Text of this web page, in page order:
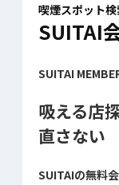
喫煙スポット
SUITAI
SUITAI
吸える店
直さない
SUITAIの無料